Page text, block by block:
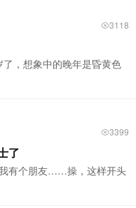
3118
，想象中的晚年是昏黄色
3399
了
有个朋友……操，这样开头